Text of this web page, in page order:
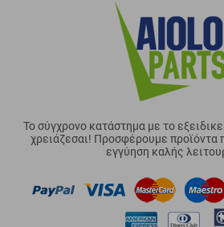
Το σύγχρονο κατάστημα με το
χρειάζεσαι! Προσφέρουμε προϊόντα
εγγύηση καλής